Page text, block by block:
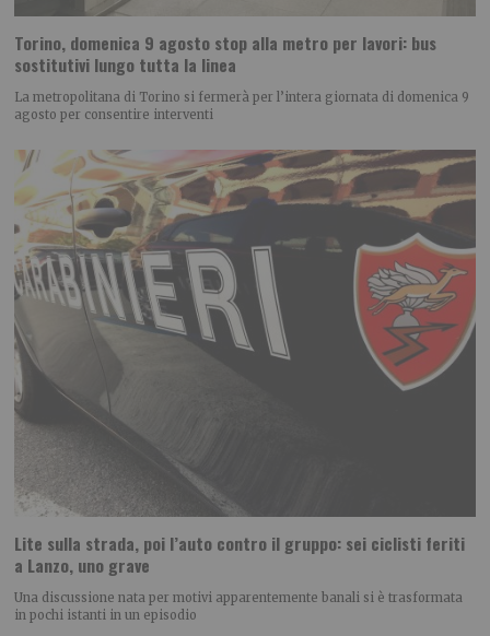
Torino, domenica 9 agosto stop alla metro per lavori: bus
sostitutivi lungo tutta la linea
La metropolitana di Torino si fermerà per l’intera giornata di domenica 9
agosto per consentire interventi
Lite sulla strada, poi l’auto contro il gruppo: sei ciclisti feriti
a Lanzo, uno grave
Una discussione nata per motivi apparentemente banali si è trasformata
in pochi istanti in un episodio